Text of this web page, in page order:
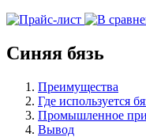
Синяя бязь
Преимущества
Где используется
Промышленное
Вывод